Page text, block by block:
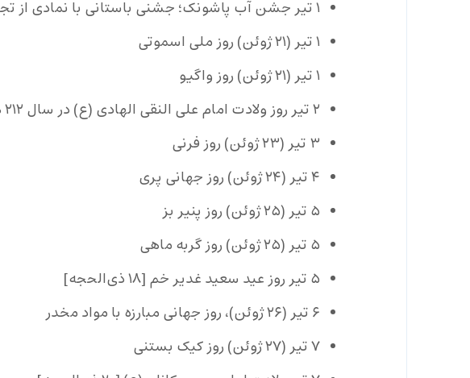
۱ تیر جشن آب پاشونک؛ جشنی باستانی با نمادی از تجدید و شادابی
۱ تیر (۲۱ ژوئن) روز ملی اسموتی
۱ تیر (۲۱ ژوئن) روز واگیو
۲ تیر روز ولادت امام علی النقی الهادی (ع) در سال ۲۱۲ هجری قمری [۱۵ ذی‌الحجه]
۳ تیر (۲۳ ژوئن) روز فرنی
۴ تیر (۲۴ ژوئن) روز جهانی پری
۵ تیر (۲۵ ژوئن) روز پنیر بز
۵ تیر (۲۵ ژوئن) روز گربه ماهی
۵ تیر روز عید سعید غدیر خم [۱۸ ذی‌الحجه]
۶ تیر (۲۶ ژوئن)، روز جهانی مبارزه با مواد مخدر
۷ تیر (۲۷ ژوئن) روز کیک بستنی